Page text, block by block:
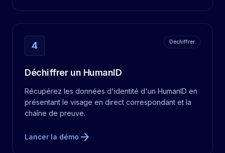
4 Déchiffrer
Déchiffrer un HumanID
Récupérez les données d'identité d'un HumanID en
présentant le visage en direct correspondant et la
chaîne de preuve.
Lancer la démo arrow_forward